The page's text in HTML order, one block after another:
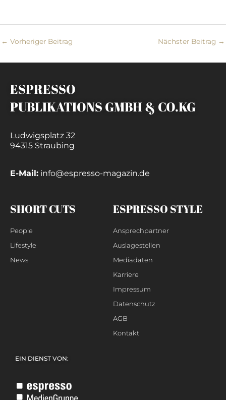
← Vorheriger Beitrag Nächster Beitrag →
ESPRESSO
PUBLIKATIONS GMBH & CO.KG
Ludwigsplatz 32
94315 Straubing
E-Mail: info@espresso-magazin.de
SHORT CUTS
People
Lifestyle
News
ESPRESSO STYLE
Ansprechpartner
Auslagestellen
Mediadaten
Karriere
Impressum
Datenschutz
AGB
Kontakt
EIN DIENST VON: